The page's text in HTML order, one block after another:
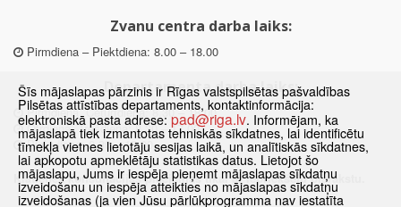
Zvanu centra darba laiks:
Pirmdiena – Piektdiena: 8.00 – 18.00
Departamenta darba laiks:
Pirmdiena, Ceturtdiena: 8.30 – 18.00
Otrdiena, Trešdiena: 8.30 – 17.00
Piektdiena: 8.30 – 15.00
Klātienes konsultācijas pieejamas tikai ar iepriekšēju pierakstu.
Šīs mājaslapas pārzinis ir Rīgas valstspilsētas pašvaldības
Pilsētas attīstības departaments, kontaktinformācija:
elektroniskā pasta adrese: pad@riga.lv. Informējam, ka
mājaslapā tiek izmantotas tehniskās sīkdatnes, lai identificētu
tīmekļa vietnes lietotāju sesijas laikā, un analītiskās sīkdatnes,
lai apkopotu apmeklētāju statistikas datus. Lietojot šo
mājaslapu, Jums ir iespēja pieņemt mājaslapas sīkdatņu
izveidošanu un iespēja atteikties no mājaslapas sīkdatņu
izveidošanas (ja vien Jūsu pārlūkprogramma nav iestatīta